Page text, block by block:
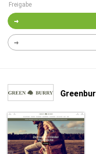
Freigabe